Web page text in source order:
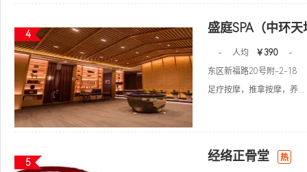
4 盛庭SPA（中环天
- 人均 ￥390
-
东区新福路20号附-2-18
足疗按摩，推拿按摩，养...
5 经络正骨堂 热